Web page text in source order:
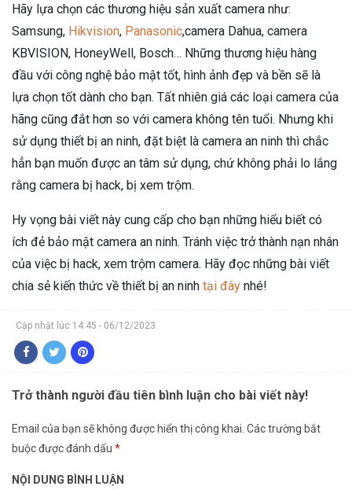
Hãy lựa chọn các thương hiệu sản xuất camera như:
Samsung, Hikvision, Panasonic,camera Dahua, camera
KBVISION, HoneyWell, Bosch… Những thương hiệu hàng
đầu với công nghệ bảo mật tốt, hình ảnh đẹp và bền sẽ là
lựa chọn tốt dành cho bạn. Tất nhiên giá các loại camera của
hãng cũng đắt hơn so với camera không tên tuổi. Nhưng khi
sử dụng thiết bị an ninh, đặt biệt là camera an ninh thì chắc
hẳn bạn muốn được an tâm sử dụng, chứ không phải lo lắng
rằng camera bị hack, bị xem trộm.
Hy vọng bài viết này cung cấp cho bạn những hiểu biết có
ích đẻ bảo mật camera an ninh. Tránh việc trở thành nạn nhân
của việc bị hack, xem trộm camera. Hãy đọc những bài viết
chia sẻ kiến thức về thiết bị an ninh tại đây nhé!
Cập nhật lúc 14:45 - 06/12/2023
Trở thành người đầu tiên bình luận cho bài viết này!
Email của bạn sẽ không được hiển thị công khai. Các trường bắt
buộc được đánh dấu *
NỘI DUNG BÌNH LUẬN